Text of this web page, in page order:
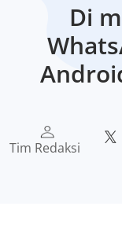
Di
Tim Redaksi